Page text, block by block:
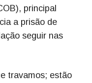
principal
a prisão de
seguir nas
travamos; estão